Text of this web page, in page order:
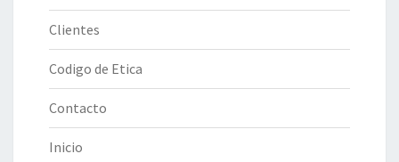
Clientes
Codigo de Etica
Contacto
Inicio